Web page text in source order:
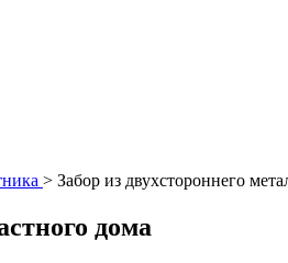
> Забор из двухстороннего
дома